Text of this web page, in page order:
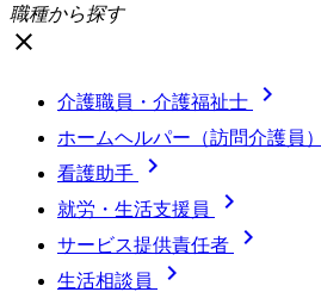
職種から探す
close
介護職員・介護福祉士 
ホームヘルパー（訪問介護員）
看護助手 
就労・生活支援員 
サービス提供責任者 
生活相談員 